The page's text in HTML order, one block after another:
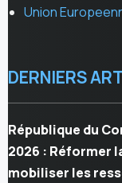
Union
DERNIERS
République du
2026 : Réformer
mobiliser les